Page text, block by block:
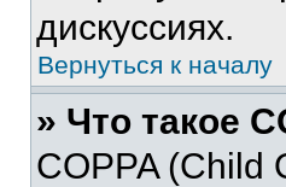
дискуссиях.
Вернуться к началу
» Что такое
COPPA (Child